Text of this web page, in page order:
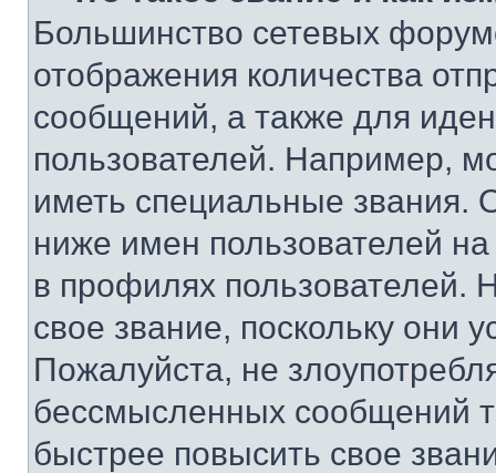
Большинство сетевых
отображения количества
сообщений, а также для
пользователей. Например,
иметь специальные звания.
ниже имен пользователей
в профилях
свое звание, поскольку они
Пожалуйста, не
бессмысленных сообщений
быстрее повысить свое